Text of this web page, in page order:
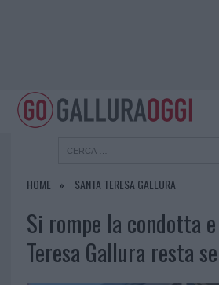
HOME SANTA TERESA GALLURA
Si rompe la condotta
Teresa Gallura resta